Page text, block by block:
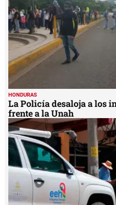
HONDURAS
La Policía desaloja a los
frente a la Unah